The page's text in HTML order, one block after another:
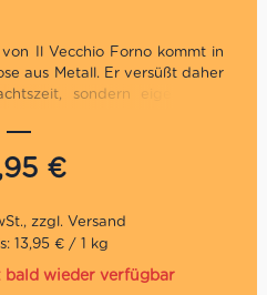
Il Vecchio Forno kommt in
aus Metall. Er versüßt daher
sondern eigent sich
und ein Muss zu jeder
€
13,95 € / 1 kg
bald wieder verfügbar